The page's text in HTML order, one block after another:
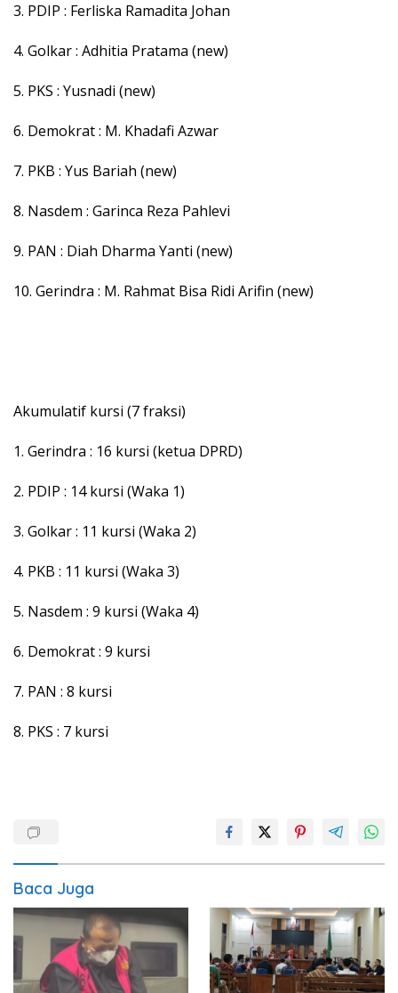
3. PDIP : Ferliska Ramadita Johan
4. Golkar : Adhitia Pratama (new)
5. PKS : Yusnadi (new)
6. Demokrat : M. Khadafi Azwar
7. PKB : Yus Bariah (new)
8. Nasdem : Garinca Reza Pahlevi
9. PAN : Diah Dharma Yanti (new)
10. Gerindra : M. Rahmat Bisa Ridi Arifin (new)
Akumulatif kursi (7 fraksi)
1. Gerindra : 16 kursi (ketua DPRD)
2. PDIP : 14 kursi (Waka 1)
3. Golkar : 11 kursi (Waka 2)
4. PKB : 11 kursi (Waka 3)
5. Nasdem : 9 kursi (Waka 4)
6. Demokrat : 9 kursi
7. PAN : 8 kursi
8. PKS : 7 kursi
Baca Juga